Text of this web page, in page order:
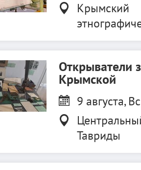
Крымский
Открыватели
Крымской
9 августа,
Тавриды